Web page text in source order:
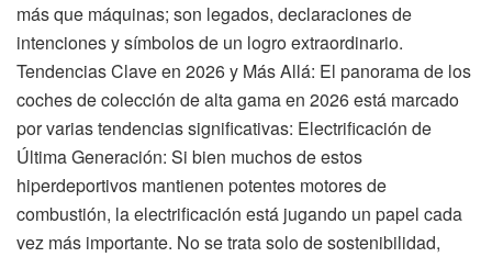
más que máquinas; son legados, declaraciones de
intenciones y símbolos de un logro extraordinario.
Tendencias Clave en 2026 y Más Allá: El panorama de los
coches de colección de alta gama en 2026 está marcado
por varias tendencias significativas: Electrificación de
Última Generación: Si bien muchos de estos
hiperdeportivos mantienen potentes motores de
combustión, la electrificación está jugando un papel cada
vez más importante. No se trata solo de sostenibilidad,